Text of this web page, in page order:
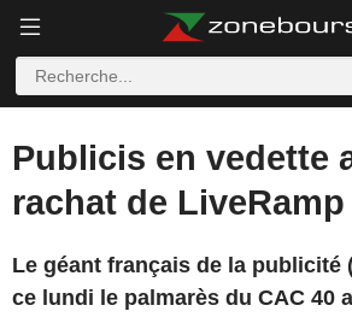
Publicis en vedette
rachat de LiveRamp
Le géant français de la publicité
ce lundi le palmarès du CAC 40